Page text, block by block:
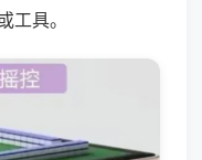
工具。